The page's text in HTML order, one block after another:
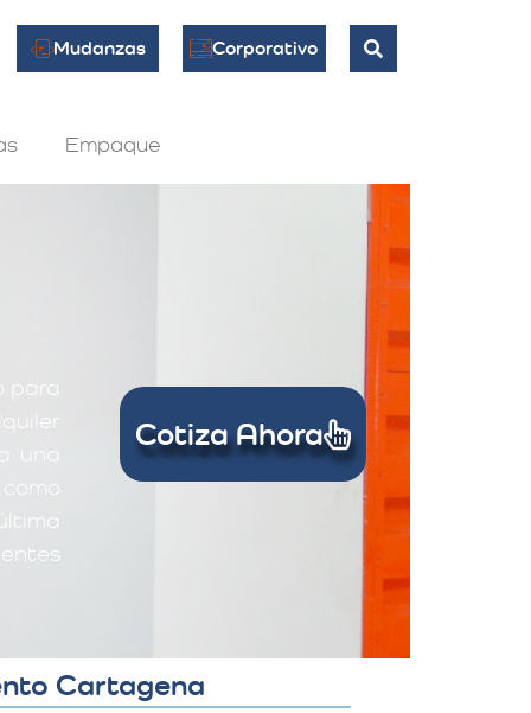
Mudanzas Corporativo
Empaque
para
una
Cotiza Ahora
Cartagena